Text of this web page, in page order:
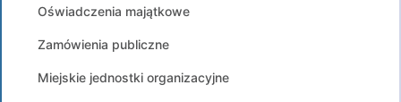
Oświadczenia majątkowe
Zamówienia publiczne
Miejskie jednostki organizacyjne